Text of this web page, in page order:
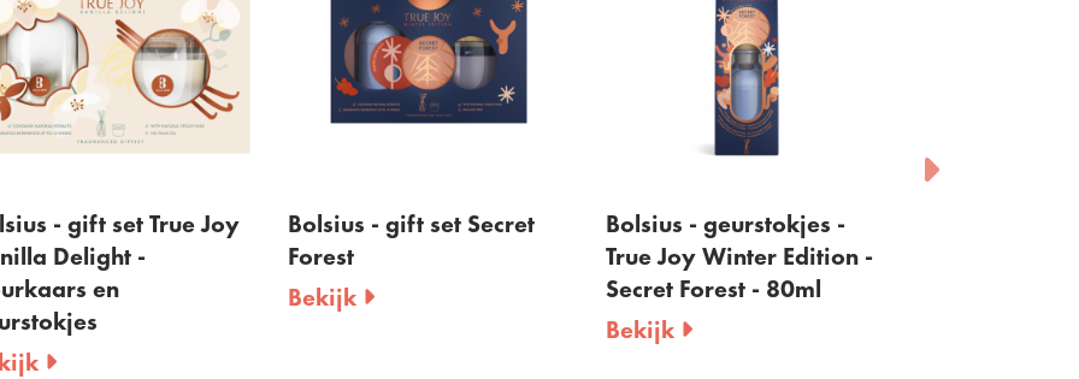
- gift set True Joy
Delight -
en
Bolsius - gift set Secret
Forest
Bekijk
Bolsius - geurstokjes -
True Joy Winter Edition -
Secret Forest - 80ml
Bekijk